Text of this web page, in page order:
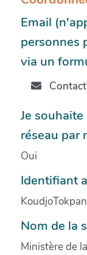
Email
personnes
via un
Je
réseau par
Oui
Identifiant
Nom de la
Ministère de